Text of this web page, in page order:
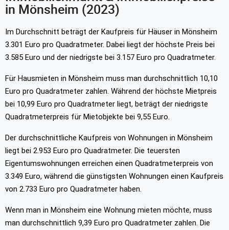
in Mönsheim (2023)
Im Durchschnitt beträgt der Kaufpreis für Häuser in Mönsheim
3.301 Euro pro Quadratmeter. Dabei liegt der höchste Preis bei
3.585 Euro und der niedrigste bei 3.157 Euro pro Quadratmeter.
Für Hausmieten in Mönsheim muss man durchschnittlich 10,10
Euro pro Quadratmeter zahlen. Während der höchste Mietpreis
bei 10,99 Euro pro Quadratmeter liegt, beträgt der niedrigste
Quadratmeterpreis für Mietobjekte bei 9,55 Euro.
Der durchschnittliche Kaufpreis von Wohnungen in Mönsheim
liegt bei 2.953 Euro pro Quadratmeter. Die teuersten
Eigentumswohnungen erreichen einen Quadratmeterpreis von
3.349 Euro, während die günstigsten Wohnungen einen Kaufpreis
von 2.733 Euro pro Quadratmeter haben.
Wenn man in Mönsheim eine Wohnung mieten möchte, muss
man durchschnittlich 9,39 Euro pro Quadratmeter zahlen. Die